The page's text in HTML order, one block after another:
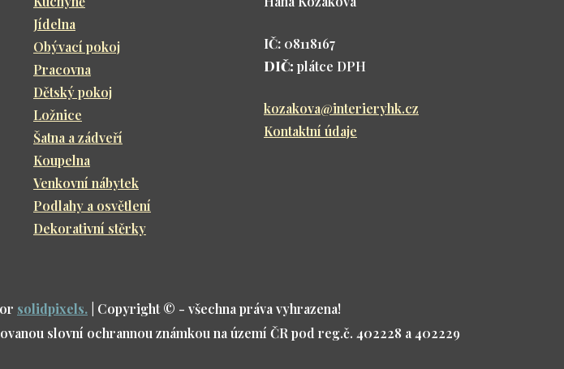
Jídelna
Obývací pokoj
Pracovna
Dětský pokoj
Ložnice
Šatna a zádveří
Koupelna
Venkovní nábytek
Podlahy a osvětlení
Dekorativní stěrky
IČ: 08118167
DIČ: plátce DPH
kozakova@interieryhk.cz
Kontaktní údaje
solidpixels. | Copyright © - všechna práva vyhrazena!
slovní ochrannou známkou na území ČR pod reg.č. 402228 a 402229